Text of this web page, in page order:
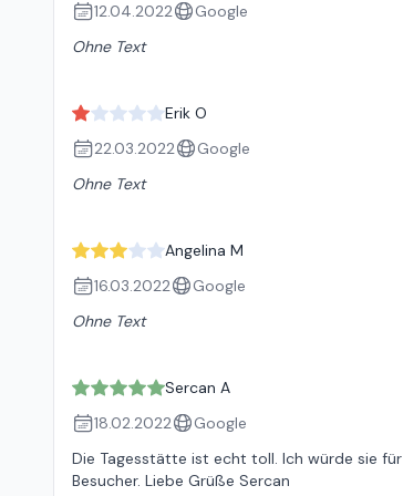
12.04.2022
Google
Ohne Text
Erik O
22.03.2022
Google
Ohne Text
Angelina M
16.03.2022
Google
Ohne Text
Sercan A
18.02.2022
Google
Die Tagesstätte ist echt toll. Ich würde sie
Besucher. Liebe Grüße Sercan